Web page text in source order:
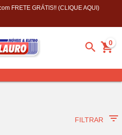
FRETE GRÁTIS!! (CLIQUE AQUI)
0
FILTRAR